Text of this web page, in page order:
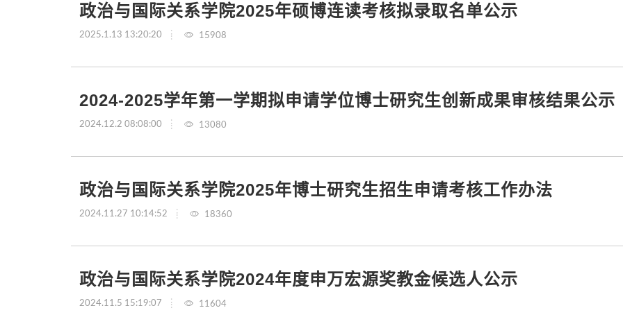
政治与国际关系学院2025年硕博连读考核拟录取名单公示
2025.1.13 13:20:20 15908
2024-2025学年第一学期拟申请学位博士研究生创新成果审核结果公示
2024.12.2 08:08:00 13080
政治与国际关系学院2025年博士研究生招生申请考核工作办法
2024.11.27 10:14:52 18360
政治与国际关系学院2024年度申万宏源奖教金候选人公示
2024.11.5 15:19:07 11604